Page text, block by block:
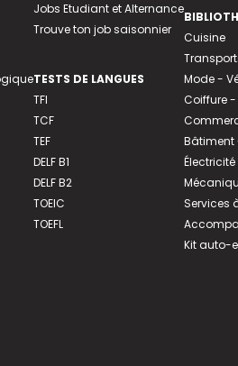
Jobs Etudiant et Alternance
Trouve ton job saisonnier
TESTS DE LANGUES
TFI
TCF
TEF
DELF B1
DELF B2
TOEIC
TOEFL
Cuisine
Mode -
Coiffure
Bâtiment
Électricité
Services
Kit auto-